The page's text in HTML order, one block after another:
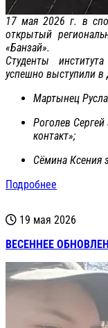
17 мая 2026 г. в
открытый
«Банзай».
Студенты
успешно выступили
Мартынец
Роголев
контакт»;
Сёмина Ксения
Подробнее
19 мая 2026
ВЕСЕННЕЕ